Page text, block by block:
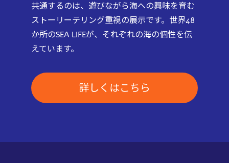
共通するのは、遊びながら海への興味を育む
ストーリーテリング重視の展示です。世界48
か所のSEA LIFEが、それぞれの海の個性を伝
えています。
詳しくはこちら